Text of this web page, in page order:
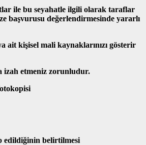
ile bu seyahatle ilgili olarak taraflar
başvurusu değerlendirmesinde yararlı
ait kişisel mali kaynaklarınızı gösterir
izah etmeniz zorunludur.
edildiğinin belirtilmesi